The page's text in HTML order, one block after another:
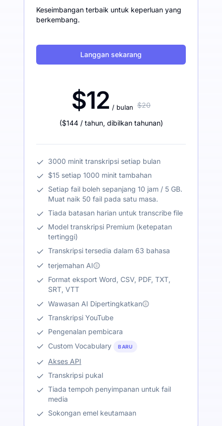
Keseimbangan terbaik untuk keperluan yang
berkembang.
Langgan sekarang
$12 / bulan $20
($144 / tahun, dibilkan tahunan)
3000 minit transkripsi setiap bulan
$15 setiap 1000 minit tambahan
Setiap fail boleh sepanjang 10 jam / 5 GB.
Muat naik 50 fail pada satu masa.
Tiada batasan harian untuk transcribe file
Model transkripsi Premium (ketepatan
tertinggi)
Transkripsi tersedia dalam 63 bahasa
terjemahan AI
Format eksport Word, CSV, PDF, TXT,
SRT, VTT
Wawasan AI Dipertingkatkan
Transkripsi YouTube
Pengenalan pembicara
Custom Vocabulary
BARU
Akses API
Transkripsi pukal
Tiada tempoh penyimpanan untuk fail
media
Sokongan emel keutamaan